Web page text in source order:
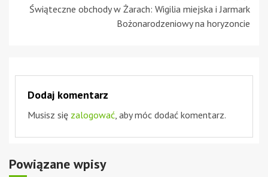
Świąteczne obchody w Żarach: Wigilia miejska i Jarmark
Bożonarodzeniowy na horyzoncie
Dodaj komentarz
Musisz się zalogować, aby móc dodać komentarz.
Powiązane wpisy